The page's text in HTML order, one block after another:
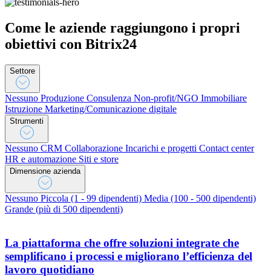
Come le aziende raggiungono i propri
obiettivi con Bitrix24
Settore
Nessuno Produzione Consulenza Non-profit/NGO Immobiliare
Istruzione Marketing/Comunicazione digitale
Strumenti
Nessuno CRM Collaborazione Incarichi e progetti Contact center
HR e automazione Siti e store
Dimensione azienda
Nessuno Piccola (1 - 99 dipendenti) Media (100 - 500 dipendenti)
Grande (più di 500 dipendenti)
La piattaforma che offre soluzioni integrate che
semplificano i processi e migliorano l’efficienza del
lavoro quotidiano